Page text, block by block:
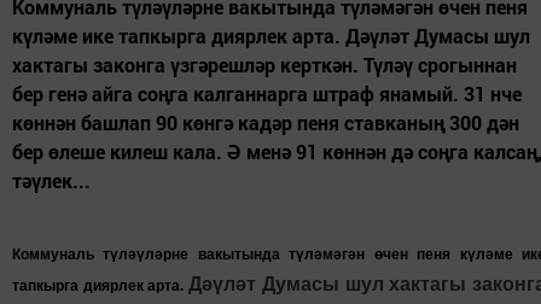
Коммуналь түләүләрне вакытында түләмәгән өчен пеня
күләме ике тапкырга диярлек арта. Дәүләт Думасы шул
хактагы законга үзгәрешләр керткән. Түләү срогыннан
бер генә айга соңга калганнарга штраф янамый. 31 нче
көннән башлап 90 көнгә кадәр пеня ставканың 300 дән
бер өлеше килеш кала. Ә менә 91 көннән дә соңга калсаң,
тәүлек...
Коммуналь түләүләрне вакытында түләмәгән өчен пеня күләме
тапкырга диярлек арта. Дәүләт Думасы шул хактагы